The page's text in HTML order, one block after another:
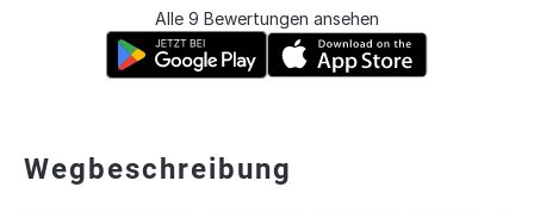
Alle 9 Bewertungen ansehen
Wegbeschreibung